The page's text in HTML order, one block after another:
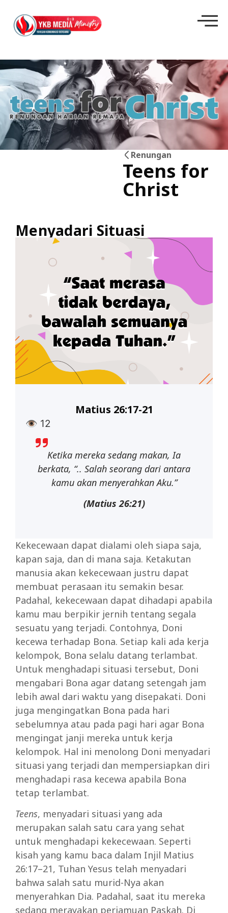
Renungan
Teens for
Christ
Menyadari Situasi
👁 12
Matius 26:17-21
Ketika mereka sedang makan,Ia
berkata, “.. Salah seorang dari antara
kamu akan menyerahkan Aku.”
(Matius 26:21)
Kekecewaan dapat dialami oleh siapa saja,
kapan saja, dan di mana saja. Ketakutan
manusia akan kekecewaan justru dapat
membuat perasaan itu semakin besar.
Padahal, kekecewaan dapat dihadapi apabila
kamu mau berpikir jernih tentang segala
sesuatu yang terjadi. Contohnya, Doni
kecewa terhadap Bona. Setiap kali ada kerja
kelompok, Bona selalu datang terlambat.
Untuk menghadapi situasi tersebut, Doni
mengabari Bona agar datang setengah jam
lebih awal dari waktu yang disepakati. Doni
juga mengingatkan Bona pada hari
sebelumnya atau pada pagi hari agar Bona
mengingat janji mereka untuk kerja
kelompok. Hal ini menolong Doni menyadari
situasi yang terjadi dan mempersiapkan diri
menghadapi rasa kecewa apabila Bona
tetap terlambat.
Teens, menyadari situasi yang ada
merupakan salah satu cara yang sehat
untuk menghadapi kekecewaan. Seperti
kisah yang kamu baca dalam Injil Matius
26:17–21, Tuhan Yesus telah menyadari
bahwa salah satu murid-Nya akan
menyerahkan Dia. Padahal, saat itu mereka
sedang merayakan perjamuan Paskah. Di